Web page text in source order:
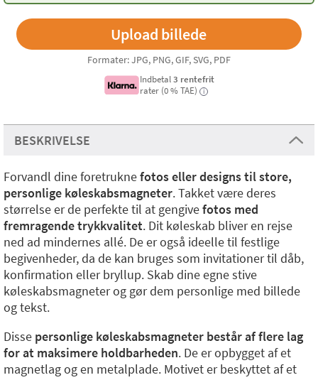
Formater: JPG, PNG, GIF, SVG, PDF
Indbetal3 rentefrit
rater (0 % TAE)
i
BESKRIVELSE
Forvandl dine foretruknefotos eller designs til store,
personlige køleskabsmagneter. Takket være deres
størrelse er de perfekte til at gengivefotos med
fremragende trykkvalitet. Dit køleskab bliver en rejse
ned ad mindernes allé. De er også ideelle til festlige
begivenheder, da de kan bruges som invitationer til dåb,
konfirmation eller bryllup. Skab dine egne stive
køleskabsmagneter og gør dem personlige med billede
og tekst.
Disse personlige køleskabsmagneter består af flere lag
for at maksimere holdbarheden. De er opbygget af et
magnetlag og en metalplade. Motivet er beskyttet af et